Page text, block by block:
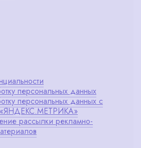
персональных данных
персональных данных с
рассылки рекламно-